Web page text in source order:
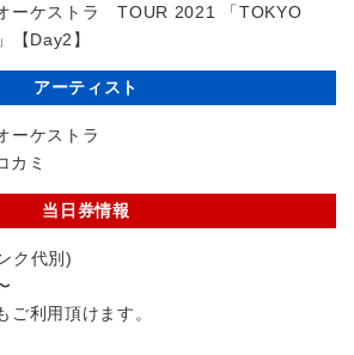
ーケストラ TOUR 2021 「TOKYO
【Day2】
アーティスト
ーケストラ
カミ
当日券情報
ク代別)
利用頂けます。